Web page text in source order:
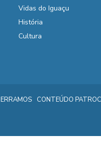
Vidas do Iguaçu
História
Cultura
ERRAMOS CONTEÚDO